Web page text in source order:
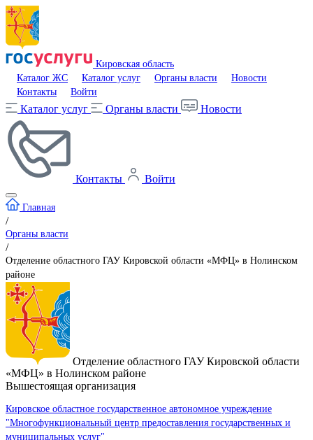
Кировская область
Каталог ЖС
Каталог услуг Органы власти
Новости
Контакты
Войти
Каталог услуг Органы власти Новости
Контакты Войти
Главная
/
Органы власти
/
Отделение областного ГАУ Кировской области «МФЦ» в Нолинском
районе
Отделение областного ГАУ Кировской области
«МФЦ» в Нолинском районе
Вышестоящая организация
Кировское областное государственное автономное учреждение
"Многофункциональный центр предоставления государственных и
муниципальных услуг"